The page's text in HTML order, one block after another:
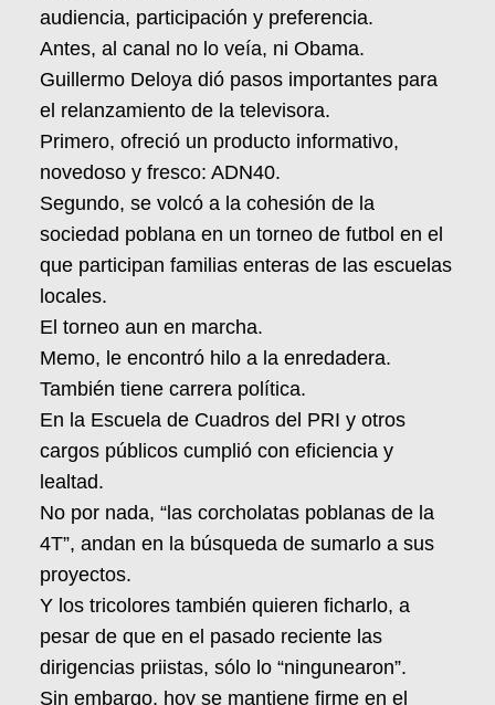
audiencia, participación y preferencia.
Antes, al canal no lo veía, ni Obama.
Guillermo Deloya dió pasos importantes para
el relanzamiento de la televisora.
Primero, ofreció un producto informativo,
novedoso y fresco: ADN40.
Segundo, se volcó a la cohesión de la
sociedad poblana en un torneo de futbol en el
que participan familias enteras de las escuelas
locales.
El torneo aun en marcha.
Memo, le encontró hilo a la enredadera.
También tiene carrera política.
En la Escuela de Cuadros del PRI y otros
cargos públicos cumplió con eficiencia y
lealtad.
No por nada, “las corcholatas poblanas de la
4T”, andan en la búsqueda de sumarlo a sus
proyectos.
Y los tricolores también quieren ficharlo, a
pesar de que en el pasado reciente las
dirigencias priistas, sólo lo “ningunearon”.
Sin embargo, hoy se mantiene firme en el